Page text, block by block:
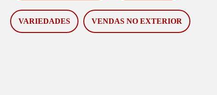
VARIEDADES VENDAS NO EXTERIOR